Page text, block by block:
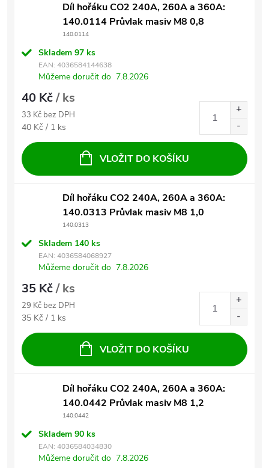
Díl hořáku CO2 240A, 260A a 360A:
140.0114 Průvlak masiv M8 0,8
140.0114
Skladem 97 ks
EAN: 4036584144638
Můžeme doručit do 7.8.2026
40 Kč/ ks
33 Kč bez DPH
Měrná cena:
40 Kč / 1 ks
VLOŽIT DO KOŠÍKU
Díl hořáku CO2 240A, 260A a 360A:
140.0313 Průvlak masiv M8 1,0
140.0313
Skladem 140 ks
EAN: 4036584068927
Můžeme doručit do 7.8.2026
35 Kč/ ks
29 Kč bez DPH
Měrná cena:
35 Kč / 1 ks
VLOŽIT DO KOŠÍKU
Díl hořáku CO2 240A, 260A a 360A:
140.0442 Průvlak masiv M8 1,2
140.0442
Skladem 90 ks
EAN: 4036584034830
Můžeme doručit do 7.8.2026